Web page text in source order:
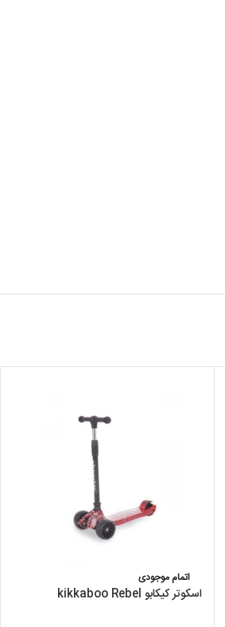
اتمام موجودی
اسکوتر کیکابو kikkaboo Rebel